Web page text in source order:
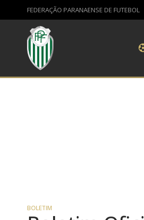
FEDERAÇÃO PARANAENSE DE FUTEBOL
BOLETIM